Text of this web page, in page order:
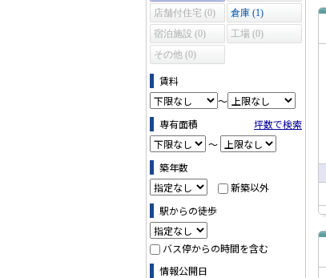
所 (0)
店舗付住宅 (0)
倉庫 (1)
宿泊施設 (0)
工場 (0)
その他 (0)
賃料
～
専有面積
坪数で検索
～
築年数
新築以外
駅からの徒歩
バス停からの時間を含む
情報公開日